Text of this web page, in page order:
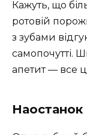
Кажуть, що
ротовій
з зубами
самопочутті.
апетит — все
Наостанок